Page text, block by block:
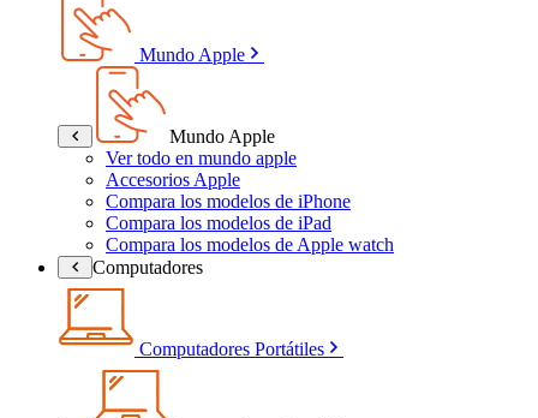
Mundo Apple
Mundo Apple
Ver todo en mundo apple
Accesorios Apple
Compara los modelos de iPhone
Compara los modelos de iPad
Compara los modelos de Apple watch
Computadores
Computadores Portátiles